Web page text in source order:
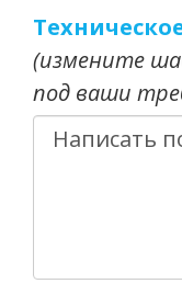
(измените
под ваши